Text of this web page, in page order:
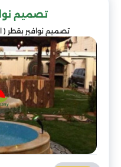
تصميم
تصميم نوافير بقطر (